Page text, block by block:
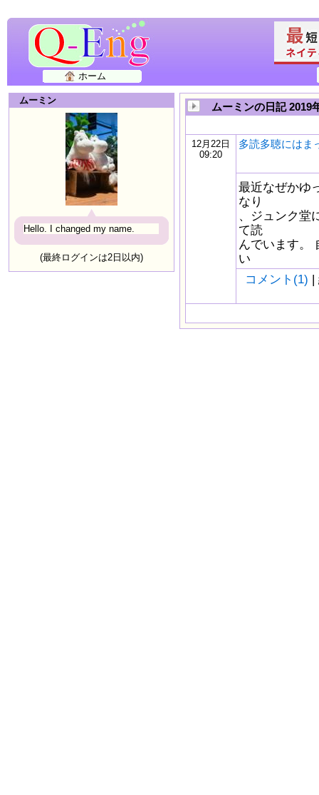
ホーム
ムーミン
Hello. I changed my name.
(最終ログインは2日以内)
ムーミンの日記 2019
12月22日
09:20
多読多聴にはま
最近なぜかゆ
なり
、ジュンク堂
て読
んでいます。
い
コメント(1) |